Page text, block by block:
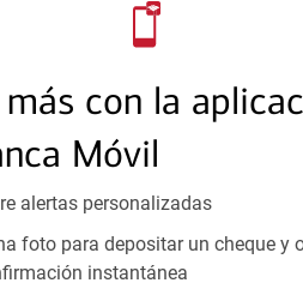
con la
Móvil
alertas personalizadas
foto para depositar un cheque y
instantánea
Ofrecemos una amplia gama
diseñados para ayudar con todas
Tarjetas de
Conozca los pormenores
de tarjetas de